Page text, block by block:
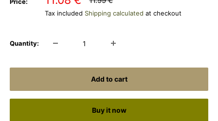
Price:
price
Tax included Shipping calculated at checkout
Quantity:
Add to cart
Buy it now